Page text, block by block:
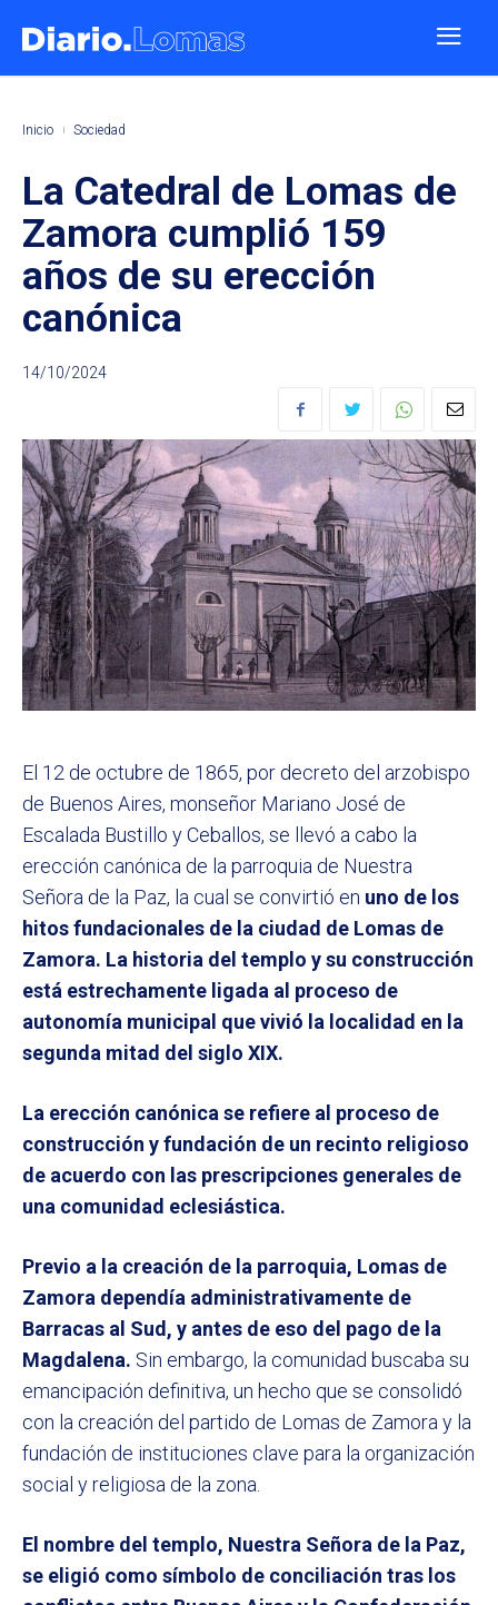
Inicio Sociedad
La Catedral de Lomas de
Zamora cumplió 159
años de su erección
canónica
14/10/2024
El 12 de octubre de 1865, por decreto del arzobispo
de Buenos Aires, monseñor Mariano José de
Escalada Bustillo y Ceballos, se llevó a cabo la
erección canónica de la parroquia de Nuestra
Señora de la Paz, la cual se convirtió en uno de los
hitos fundacionales de la ciudad de Lomas de
Zamora. La historia del templo y su construcción
está estrechamente ligada al proceso de
autonomía municipal que vivió la localidad en la
segunda mitad del siglo XIX.
La erección canónica se refiere al proceso de
construcción y fundación de un recinto religioso
de acuerdo con las prescripciones generales de
una comunidad eclesiástica.
Previo a la creación de la parroquia, Lomas de
Zamora dependía administrativamente de
Barracas al Sud, y antes de eso del pago de la
Magdalena. Sin embargo, la comunidad buscaba su
emancipación definitiva, un hecho que se consolidó
con la creación del partido de Lomas de Zamora y la
fundación de instituciones clave para la organización
social y religiosa de la zona.
El nombre del templo, Nuestra Señora de la Paz,
se eligió como símbolo de conciliación tras los